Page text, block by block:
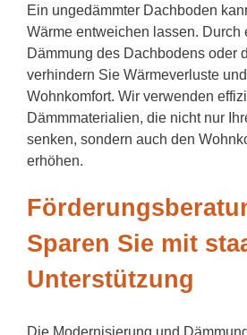
Ein ungedämmter Dachboden
Wärme entweichen lassen. Durch
Dämmung des Dachbodens oder
verhindern Sie Wärmeverluste
Wohnkomfort. Wir verwenden
Dämmmaterialien, die nicht nur
senken, sondern auch den
erhöhen.
Sparen Sie mit
Unterstützung
Die Modernisierung und